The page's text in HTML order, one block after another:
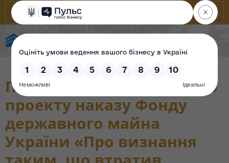
Пояснювальна записка до
проекту наказу Фонду
державного майна
України «Про визнання